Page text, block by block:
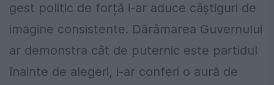
gest politic de forță i-ar aduce câștiguri de
imagine consistente. Dărâmarea Guvernului
ar demonstra cât de puternic este partidul
înainte de alegeri, i-ar conferi o aură de